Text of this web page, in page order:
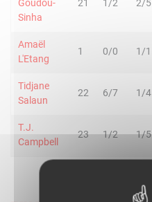
Goudou-
Sinha
21 1/2 2/5
Amaël
L'Etang
1 0/0 1/1
Tidjane
Salaun
22 6/7 1/4
T.J.
Campbell
23 1/2 1/5